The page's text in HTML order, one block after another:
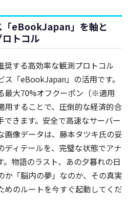
「eBookJapan」を軸と
トコル
奨する高効率な観測プロトコル
「eBookJapan」の活用です。
最大70%オフクーポン（※適用
用することで、圧倒的な経済的合
きます。安全で高速なサーバー
画像データは、藤本タツキ氏の妥
ディテールを、完璧な状態でアナ
。物語のラスト、あの夕暮れの日
か「脳内の夢」なのか、その真実
めのルートを今すぐ起動してくだ